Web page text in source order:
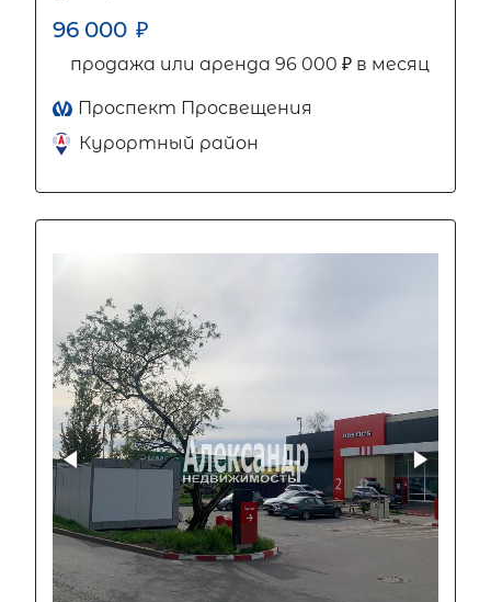
96 000 ₽
продажа или аренда 96 000 ₽ в месяц
Проспект Просвещения
Курортный район